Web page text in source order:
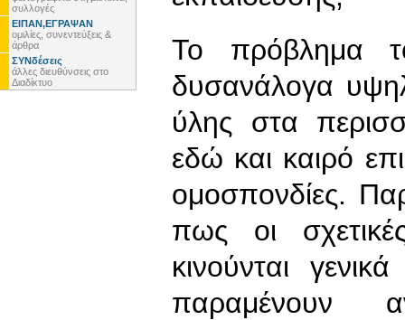
συλλογές
ΕΙΠΑΝ,ΕΓΡΑΨΑΝ
ομιλίες, συνεντεύξεις &
άρθρα
ΣΥΝδέσεις
άλλες διευθύνσεις στο
Διαδίκτυο
Το πρόβλημα
δυσανάλογα
ύλης στα
εδώ και καιρό
ομοσπονδίες.
πως οι
κινούνται
παραμένουν